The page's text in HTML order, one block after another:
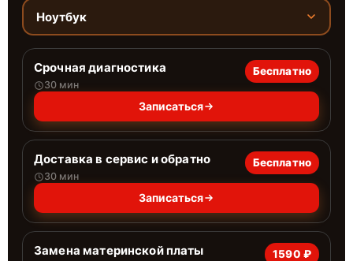
Ноутбук
Срочная диагностика
30 мин
Бесплатно
Записаться
Доставка в сервис и обратно
30 мин
Бесплатно
Записаться
Замена материнской платы 1590 ₽